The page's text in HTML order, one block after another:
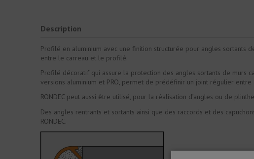
Description
Profilé en aluminium avec une finition structurée pour angles sortants
entre le carreau et le profilé.
Profilé décoratif qui assure la protection des angles sortants de murs
versions aluminium et PRO, permet de prédéfinir un joint régulier
RONDEC peut aussi être utilisé, pour la réalisation d’angles ou de
Des angles rentrants et sortants ainsi que des raccords et des
RONDEC.